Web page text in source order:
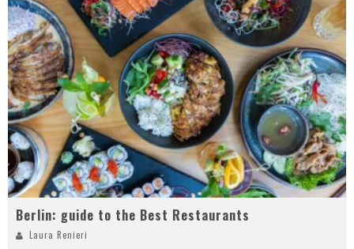
Berlin: guide to the Best Restaurants
Laura Renieri